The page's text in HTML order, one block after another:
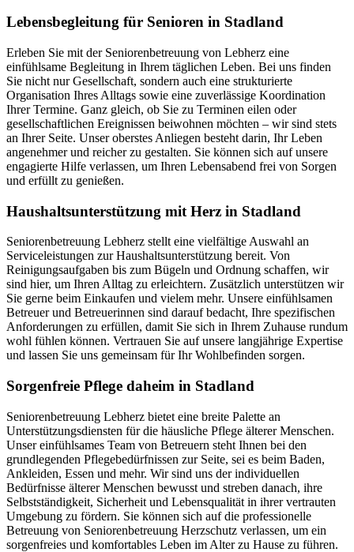
Lebensbegleitung für Senioren in Stadland
Erleben Sie mit der Seniorenbetreuung von Lebherz eine
einfühlsame Begleitung in Ihrem täglichen Leben. Bei uns finden
Sie nicht nur Gesellschaft, sondern auch eine strukturierte
Organisation Ihres Alltags sowie eine zuverlässige Koordination
Ihrer Termine. Ganz gleich, ob Sie zu Terminen eilen oder
gesellschaftlichen Ereignissen beiwohnen möchten – wir sind stets
an Ihrer Seite. Unser oberstes Anliegen besteht darin, Ihr Leben
angenehmer und reicher zu gestalten. Sie können sich auf unsere
engagierte Hilfe verlassen, um Ihren Lebensabend frei von Sorgen
und erfüllt zu genießen.
Haushalts­unterstützung mit Herz in Stadland
Seniorenbetreuung Lebherz stellt eine vielfältige Auswahl an
Serviceleistungen zur Haushaltsunterstützung bereit. Von
Reinigungsaufgaben bis zum Bügeln und Ordnung schaffen, wir
sind hier, um Ihren Alltag zu erleichtern. Zusätzlich unterstützen wir
Sie gerne beim Einkaufen und vielem mehr. Unsere einfühlsamen
Betreuer und Betreuerinnen sind darauf bedacht, Ihre spezifischen
Anforderungen zu erfüllen, damit Sie sich in Ihrem Zuhause rundum
wohl fühlen können. Vertrauen Sie auf unsere langjährige Expertise
und lassen Sie uns gemeinsam für Ihr Wohlbefinden sorgen.
Sorgenfreie Pflege daheim in Stadland
Seniorenbetreuung Lebherz bietet eine breite Palette an
Unterstützungsdiensten für die häusliche Pflege älterer Menschen.
Unser einfühlsames Team von Betreuern steht Ihnen bei den
grundlegenden Pflegebedürfnissen zur Seite, sei es beim Baden,
Ankleiden, Essen und mehr. Wir sind uns der individuellen
Bedürfnisse älterer Menschen bewusst und streben danach, ihre
Selbstständigkeit, Sicherheit und Lebensqualität in ihrer vertrauten
Umgebung zu fördern. Sie können sich auf die professionelle
Betreuung von Seniorenbetreuung Herzschutz verlassen, um ein
sorgenfreies und komfortables Leben im Alter zu Hause zu führen.